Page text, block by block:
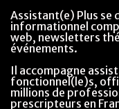
Assistant(e) Plus se
informationnel
web, newsletters
événements.
Il accompagne
fonctionnel(le)s,
millions de
prescripteurs en